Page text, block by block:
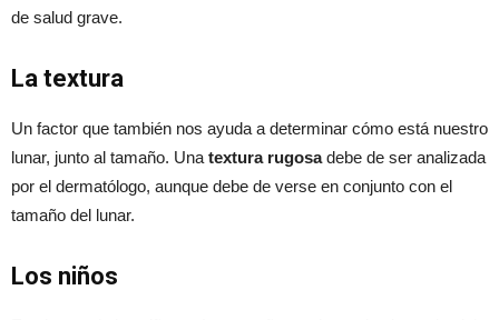
de salud grave.
La textura
Un factor que también nos ayuda a determinar cómo está nuestro
lunar, junto al tamaño. Unatextura rugosadebe de ser analizada
por el dermatólogo, aunque debe de verse en conjunto con el
tamaño del lunar.
Los niños